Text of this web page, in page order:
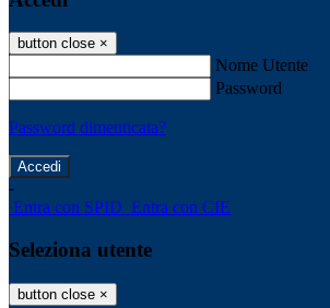
button close ×
Nome Utente
Password
Password dimenticata?
-
Entra con SPID Entra con CIE
Seleziona utente
button close ×